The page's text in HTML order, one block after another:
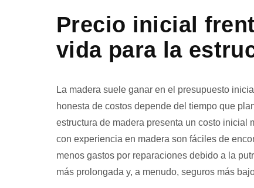
Precio inicial
vida para la
La madera suele ganar en el presupuesto
honesta de costos depende del tiempo que
estructura de madera presenta un costo inicial
con experiencia en madera son fáciles de
menos gastos por reparaciones debido a la
más prolongada y, a menudo, seguros más